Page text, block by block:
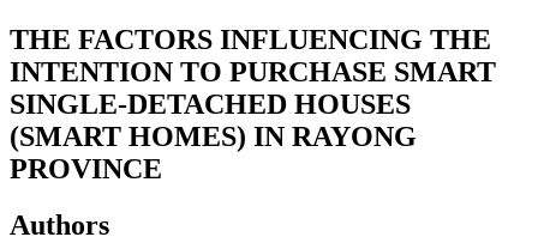
THE FACTORS INFLUENCING THE
INTENTION TO PURCHASE SMART
SINGLE-DETACHED HOUSES
(SMART HOMES) IN RAYONG
PROVINCE
Authors